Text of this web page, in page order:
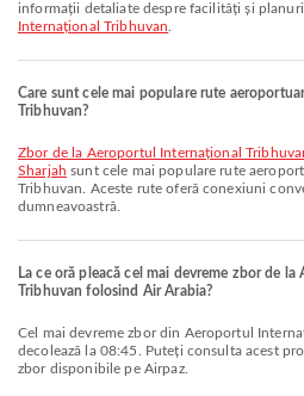
informații detaliate despre facilități și
Internațional Tribhuvan
Care sunt cele mai populare rute
Tribhuvan?
zbor de la Aeroportul Internațional Tribhuvan la Aeroportul Internațional
Sharjah sunt cele mai populare rute
Tribhuvan. Aceste rute oferă conexiuni
dumneavoastră.
La ce oră pleacă cel mai devreme zbor de
Tribhuvan folosind Air Arabia?
Cel mai devreme zbor din Aeroportul Internațional Tribhuvan cu Air Arabia
decolează la 08:45. Puteți consulta acest
zbor disponibile pe Airpaz.